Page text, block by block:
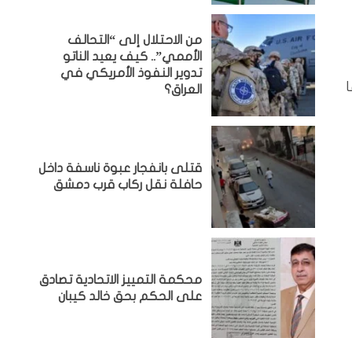
من الاحتلال إلى “التحالف
الأممي”.. كيف يعيد الناتو
تدوير النفوذ الأمريكي في
العراق؟
قتلى بانفجار عبوة ناسفة داخل
حافلة نقل ركاب قرب دمشق
محكمة التمييز الاتحادية تصادق
على الحكم بحق خالد كيبان